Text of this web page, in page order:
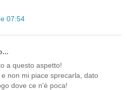
07:54
a questo aspetto!
non mi piace sprecarla, dato
dove ce n'è poca!